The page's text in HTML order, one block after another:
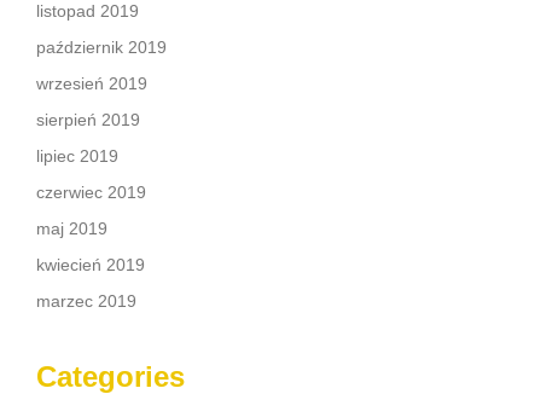
listopad 2019
październik 2019
wrzesień 2019
sierpień 2019
lipiec 2019
czerwiec 2019
maj 2019
kwiecień 2019
marzec 2019
Categories